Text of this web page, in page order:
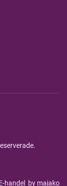
handel by majako